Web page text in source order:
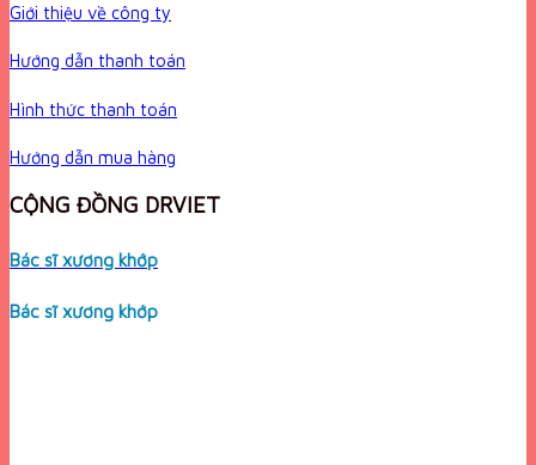
Giới thiệu về công ty
Hướng dẫn thanh toán
Hình thức thanh toán
Hướng dẫn mua hàng
CỘNG ĐỒNG DRVIET
Bác sĩ xương khớp
Bác sĩ xương khớp